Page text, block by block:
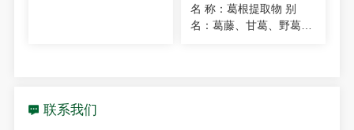
名 称：葛根提取物 别
名：葛藤、甘葛、野葛拉
联系我们